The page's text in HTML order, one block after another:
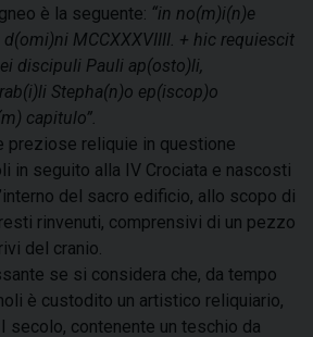
è la seguente: “in no(m)i(n)e
MCCXXXVIIII. + hic requiescit
discipuli Pauli ap(osto)li,
Stepha(n)o ep(iscop)o
capitulo”.
preziose reliquie in questione
in seguito alla IV Crociata e nascosti
del sacro edificio, allo scopo di
rinvenuti, comprensivi di un pezzo
del cranio.
se si considera che, da tempo
è custodito un artistico reliquiario,
secolo, contenente un teschio da